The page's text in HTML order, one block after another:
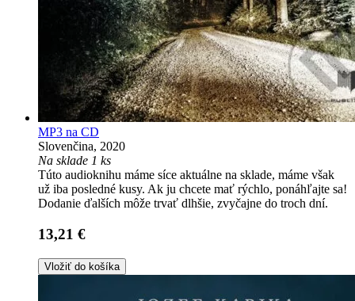
MP3 na CD
Slovenčina, 2020
Na sklade 1 ks
Túto audioknihu máme síce aktuálne na sklade, máme však
už iba posledné kusy. Ak ju chcete mať rýchlo, ponáhľajte sa!
Dodanie ďalších môže trvať dlhšie, zvyčajne do troch dní.
13,21 €
Vložiť do košíka